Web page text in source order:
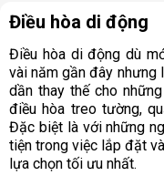
Điều hòa di động
Điều hòa di động dù
vài năm gần đây
dần thay thế cho
điều hòa treo tường,
Đặc biệt là với những
tiện trong việc lắp đặt
lựa chọn tối ưu nhất.